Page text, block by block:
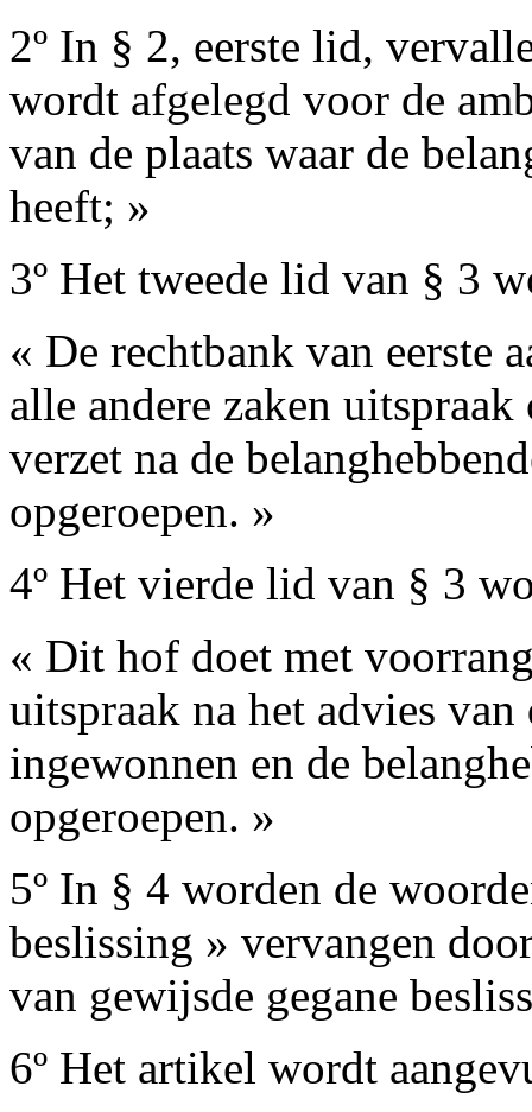
2º In § 2, eerste lid,
wordt afgelegd voor de
van de plaats waar de
heeft; »
3º Het tweede lid van § 3
« De rechtbank van eerste
alle andere zaken
verzet na de
opgeroepen. »
4º Het vierde lid van § 3
« Dit hof doet met
uitspraak na het advies
ingewonnen en de
opgeroepen. »
5º In § 4 worden de
beslissing » vervangen
van gewijsde gegane
6º Het artikel wordt